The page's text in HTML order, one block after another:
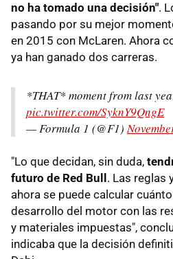
no ha tomado una decisión".
pasando por su mejor
en 2015 con McLaren. Ahora
ya han ganado dos carreras.
*THAT* moment from last
pic.twitter.com/SyknY9QngE
— Formula 1 (@F1)
"Lo que decidan, sin duda,
futuro de Red Bull . Las reglas
ahora se puede calcular
desarrollo del motor con las
y materiales impuestas",
indicaba que la decisión